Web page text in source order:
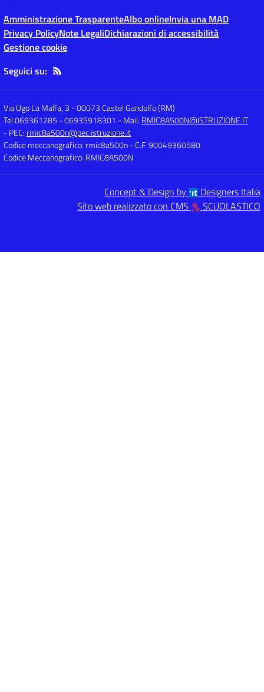
Amministrazione TrasparenteAlbo onlineInvia una MAD
Privacy PolicyNote LegaliDichiarazioni di accessibilità
Gestione cookie
Seguici su:
Via Ugo La Malfa, 3 -00073 Castel Gandolfo (RM)
Tel 069361285 - 06935918301 - Mail: RMIC8A500N@ISTRUZIONE.IT
- PEC: rmic8a500n@pec.istruzione.it
Codice meccanografico: rmic8a500n- C.F. 90049360580
Codice Meccanografico: RMIC8A500N
Concept & Design by
Designers Italia
Sito web realizzato con CMS
SCUOLASTICO